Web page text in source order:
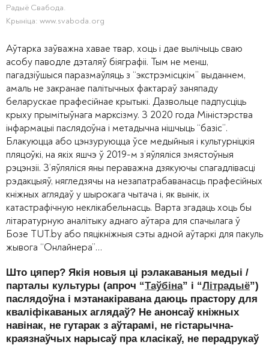
Радыё Свабода.
Крыніца: www.svaboda.org
Аўтарка заўважна хавае твар, хоць і дае вылічыць сваю
асобу паводле дэталяў біяграфіі. Тым не менш,
пагадзіўшыся паразмаўляць з “экстрэмісцкім” выданнем,
амаль не закранае палітычных фактараў заняпаду
беларускае прафесійнае крытыкі. Дазвольце падпусціць
крыху прымітыўнага марксізму. З 2020 года Міністэрства
інфармацыі паслядоўна і метадычна нішчыць “базіс”.
Блакуюцца або цэнзуруюцца ўсе медыйныя і культурніцкія
пляцоўкі, на якіх яшчэ ў 2019-м з’яўляліся змястоўныя
рэцэнзіі. З’яўляліся яны пераважна дзякуючы спагадлівасці
рэдакцыяў, нягледзячы на незапатрабаванасць прафесійных
кніжных аглядаў у шырокага чытача і, як вынік, іх
катастрафічную неклікабельнасць. Варта згадаць хоць бы
літаратурную аналітыку аднаго аўтара для спачылага ў
Бозе TUT.by або пяцікніжныя сэты адной аўтаркі для пакуль
жывога “Онлайнера”…
Што цяпер? Якія новыя ці рэлакаваныя медыі /
парталы культуры (апроч “Таўбіна” і “Літрадыё”)
паслядоўна і мэтанакіравана даюць прастору для
кваліфікаваных аглядаў? Не анонсаў кніжных
навінак, не гутарак з аўтарамі, не гістарычна-
краязнаўчых нарысаў пра класікаў, не перадрукаў